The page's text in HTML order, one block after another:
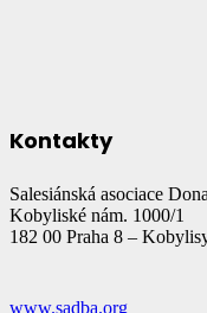
Kontakty
Salesiánská asociace
Kobyliské nám. 1000/1
182 00 Praha 8 –
www.sadba.org